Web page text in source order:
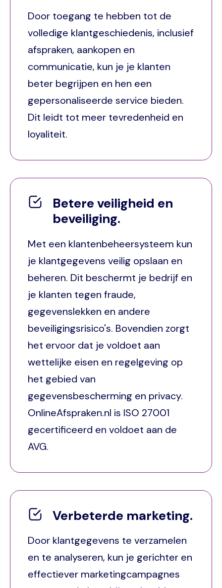
Door toegang te hebben tot de
volledige klantgeschiedenis, inclusief
afspraken, aankopen en
communicatie, kun je je klanten
beter begrijpen en hen een
gepersonaliseerde service bieden.
Dit leidt tot meer tevredenheid en
loyaliteit.
Betere veiligheid en
beveiliging.
Met een klantenbeheersysteem kun
je klantgegevens veilig opslaan en
beheren. Dit beschermt je bedrijf en
je klanten tegen fraude,
gegevenslekken en andere
beveiligingsrisico's. Bovendien zorgt
het ervoor dat je voldoet aan
wettelijke eisen en regelgeving op
het gebied van
gegevensbescherming en privacy.
OnlineAfspraken.nl is ISO 27001
gecertificeerd en voldoet aan de
AVG.
Verbeterde marketing.
Door klantgegevens te verzamelen
en te analyseren, kun je gerichter en
effectiever marketingcampagnes